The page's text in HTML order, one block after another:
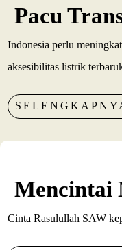
Pacu
Indonesia perlu
aksesibilitas listrik
Mencintai
Cinta Rasulullah SAW